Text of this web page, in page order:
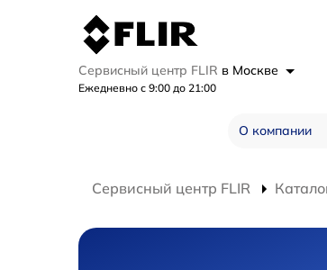
Сервисный центр FLIR в Москве
Ежедневно с 9:00 до 21:00
О компании
Сервисный центр FLIR